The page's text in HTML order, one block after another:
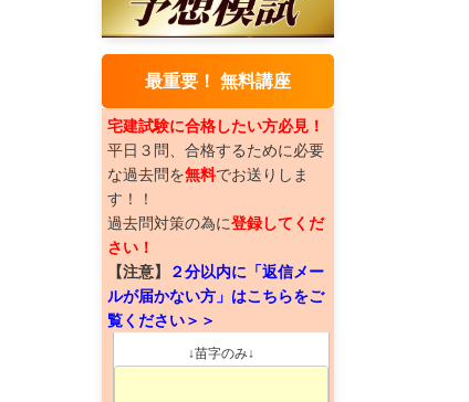
最重要！ 無料講座
宅建試験に合格したい方必見！
平日３問、合格するために必要
な過去問を無料でお送りしま
す！！
過去問対策の為に登録してくだ
さい！
【注意】
２分以内に「返信メー
ルが届かない方」はこちらをご
覧ください＞＞
↓苗字のみ↓